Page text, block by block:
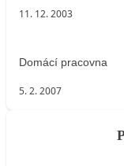
11. 12. 2003
Domácí pracovna
5. 2. 2007